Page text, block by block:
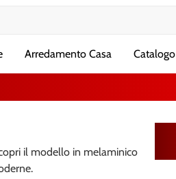
Arredamento Casa Catalogo
il modello in melaminico